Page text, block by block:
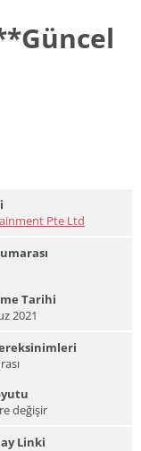
Pte Ltd
Tarihi
2021
değişir
Linki